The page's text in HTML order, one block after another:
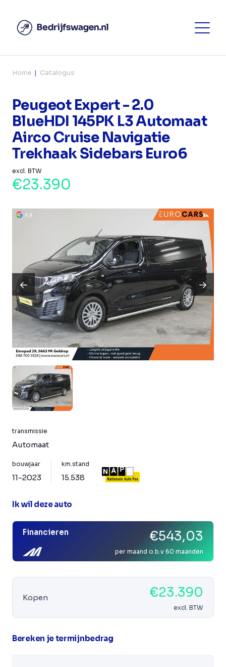
Home Catalogus
Peugeot Expert - 2.0
BlueHDI 145PK L3 Automaat
Airco Cruise Navigatie
Trekhaak Sidebars Euro6
excl. BTW
€23.390
transmissie
Automaat
bouwjaar
11-2023
km.stand
15.538
Ik wil deze auto
Financieren €543,03
per maand o.b.v 60 maanden
Kopen €23.390
excl. BTW
Bereken je termijnbedrag